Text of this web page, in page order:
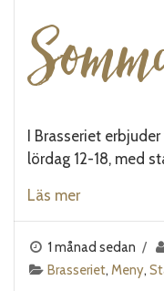
I Brasseriet
lördag 12-18, med
Läs mer
1 månad sedan
Brasseriet,Meny,